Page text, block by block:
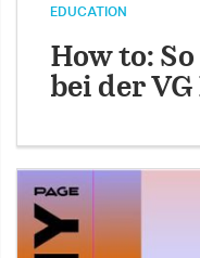
EDUCATION
How to:
bei der